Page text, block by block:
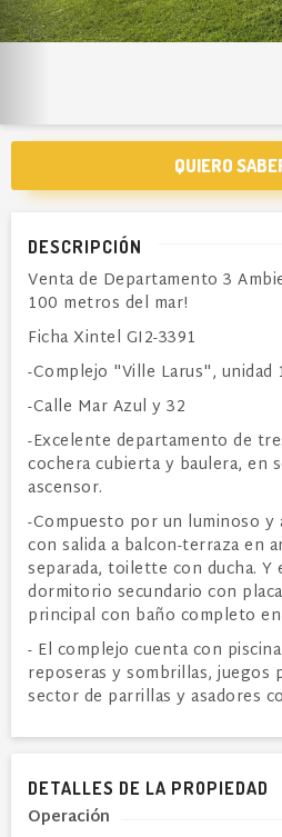
QUIERO
DESCRIPCIÓN
Venta de Departamento 3
100 metros del mar!
Ficha Xintel GI2-3391
-Complejo "Ville Larus", unidad
-Calle Mar Azul y 32
-Excelente departamento de
cochera cubierta y baulera, en
ascensor.
-Compuesto por un luminoso y
con salida a balcon-terraza en
separada, toilette con ducha.
dormitorio secundario con
principal con baño completo
- El complejo cuenta con
reposeras y sombrillas, juegos
sector de parrillas y asadores
DETALLES DE LA PROPIEDAD
Operación